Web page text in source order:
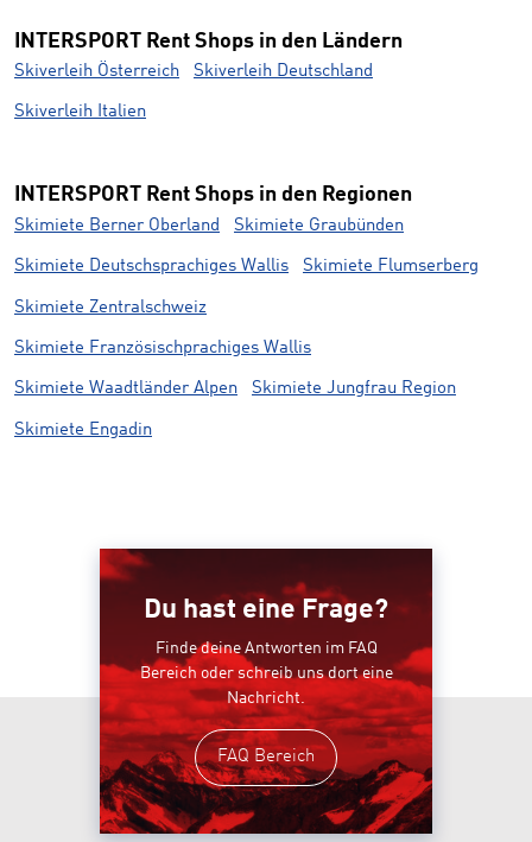
INTERSPORT Rent Shops in den Ländern
Skiverleih Österreich Skiverleih Deutschland
Skiverleih Italien
INTERSPORT Rent Shops in den Regionen
Skimiete Berner Oberland Skimiete Graubünden
Skimiete Deutschsprachiges Wallis Skimiete Flumserberg
Skimiete Zentralschweiz
Skimiete Französischprachiges Wallis
Skimiete Waadtländer Alpen Skimiete Jungfrau Region
Skimiete Engadin
Du hast eine Frage?
Finde deine Antworten im FAQ
Bereich oder schreib uns dort eine
Nachricht.
FAQ Bereich